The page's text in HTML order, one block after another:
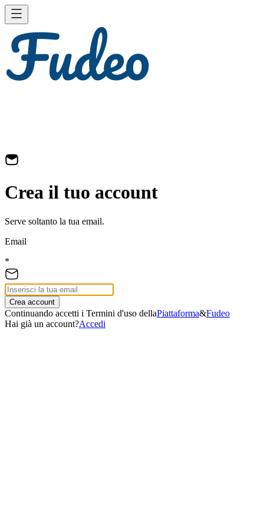
Crea il tuo account
Serve soltanto la tua email.
Email
*
Crea account
Continuando accetti i Termini d'uso dellaPiattaforma&Fudeo
Hai già un account?Accedi